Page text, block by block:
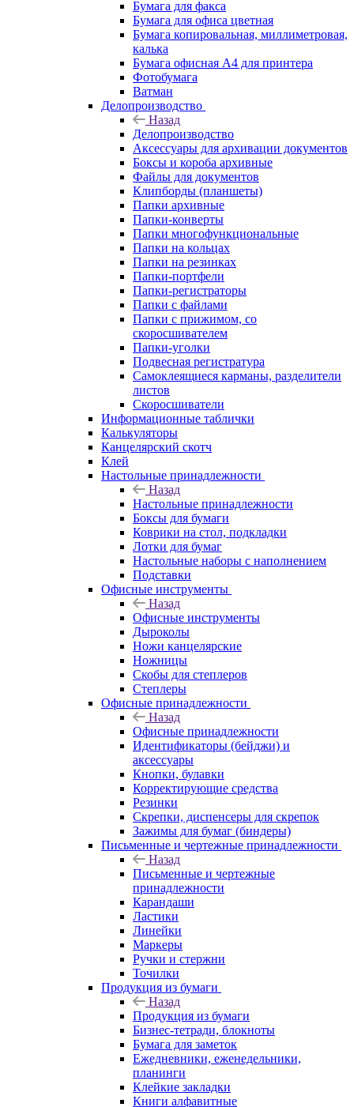
Бумага для факса
Бумага для офиса цветная
Бумага копировальная, миллиметровая,
калька
Бумага офисная А4 для принтера
Фотобумага
Ватман
Делопроизводство
Назад
Делопроизводство
Аксессуары для архивации документов
Боксы и короба архивные
Файлы для документов
Клипборды (планшеты)
Папки архивные
Папки-конверты
Папки многофункциональные
Папки на кольцах
Папки на резинках
Папки-портфели
Папки-регистраторы
Папки с файлами
Папки с прижимом, со
скоросшивателем
Папки-уголки
Подвесная регистратура
Самоклеящиеся карманы, разделители
листов
Скоросшиватели
Информационные таблички
Калькуляторы
Канцелярский скотч
Клей
Настольные принадлежности
Назад
Настольные принадлежности
Боксы для бумаги
Коврики на стол, подкладки
Лотки для бумаг
Настольные наборы с наполнением
Подставки
Офисные инструменты
Назад
Офисные инструменты
Дыроколы
Ножи канцелярские
Ножницы
Скобы для степлеров
Степлеры
Офисные принадлежности
Назад
Офисные принадлежности
Идентификаторы (бейджи) и
аксессуары
Кнопки, булавки
Корректирующие средства
Резинки
Скрепки, диспенсеры для скрепок
Зажимы для бумаг (биндеры)
Письменные и чертежные принадлежности
Назад
Письменные и чертежные
принадлежности
Карандаши
Ластики
Линейки
Маркеры
Ручки и стержни
Точилки
Продукция из бумаги
Назад
Продукция из бумаги
Бизнес-тетради, блокноты
Бумага для заметок
Ежедневники, еженедельники,
планинги
Клейкие закладки
Книги алфавитные